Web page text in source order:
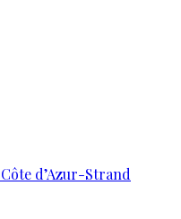
d’Azur-Strand